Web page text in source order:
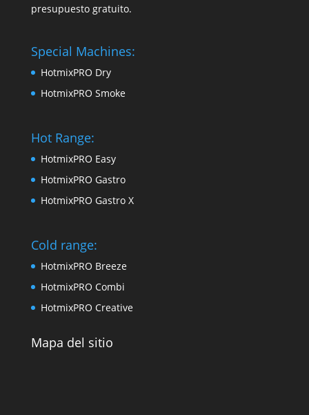
presupuesto gratuito.
Special Machines:
HotmixPRO Dry
HotmixPRO Smoke
Hot Range:
HotmixPRO Easy
HotmixPRO Gastro
HotmixPRO Gastro X
Cold range:
HotmixPRO Breeze
HotmixPRO Combi
HotmixPRO Creative
Mapa del sitio